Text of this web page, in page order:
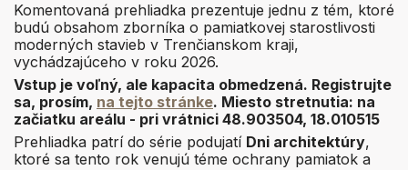
Komentovaná prehliadka prezentuje jednu z tém, ktoré
budú obsahom zborníka o pamiatkovej starostlivosti
moderných stavieb v Trenčianskom kraji,
vychádzajúceho v roku 2026.
Vstup je voľný, ale kapacita obmedzená. Registrujte
sa, prosím, na tejto stránke. Miesto stretnutia: na
začiatku areálu - pri vrátnici 48.903504, 18.010515
Prehliadka patrí do série podujatí Dni architektúry,
ktoré sa tento rok venujú téme ochrany pamiatok a